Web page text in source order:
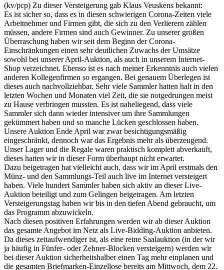
(kv/pcp) Zu dieser Versteigerung gab Klaus Veuskens bekannt:
Es ist sicher so, dass es in diesen schwierigen Corona-Zeiten viele
Arbeitnehmer und Firmen gibt, die sich zu den Verlierern zählen
müssen, andere Firmen sind auch Gewinner. Zu unserer großen
Überraschung haben wir seit dem Beginn der Corona-
Einschränkungen einen sehr deutlichen Zuwachs der Umsätze
sowohl bei unserer April-Auktion, als auch in unserem Internet-
Shop verzeichnet. Ebenso ist es nach meiner Erkenntnis auch vielen
anderen Kollegenfirmen so ergangen. Bei genauem Überlegen ist
dieses auch nachvollziehbar. Sehr viele Sammler hatten halt in den
letzten Wochen und Monaten viel Zeit, die sie notgedrungen meist
zu Hause verbringen mussten. Es ist naheliegend, dass viele
Sammler sich dann wieder intensiver um ihre Sammlungen
gekümmert haben und so manche Lücken geschlossen haben.
Unsere Auktion Ende April war zwar besichtigungsmäßig
eingeschränkt, dennoch war das Ergebnis mehr als überzeugend.
Unser Lager und die Regale waren praktisch komplett abverkauft,
dieses hatten wir in dieser Form überhaupt nicht erwartet.
Dazu beigetragen hat vielleicht auch, dass wir im April erstmals den
Münz- und den Sammlungs-Teil auch live im Internet versteigert
haben. Viele hundert Sammler haben sich aktiv an dieser Live-
Auktion beteiligt und zum Gelingen beigetragen. Am letzten
Versteigerungstag haben wir bis in den tiefen Abend gebraucht, um
das Programm abzuwickeln.
Nach diesen positiven Erfahrungen werden wir ab dieser Auktion
das gesamte Angebot im Netz als Live-Bidding-Auktion anbieten.
Da dieses zeitaufwendiger ist, als eine reine Saalauktion (in der wir
ja häufig in Fünfer- oder Zehner-Blocken versteigern) werden wir
bei dieser Auktion sicherheitshalber einen Tag mehr einplanen und
die gesamten Briefmarken-Einzellose bereits am Mittwoch, dem 22.